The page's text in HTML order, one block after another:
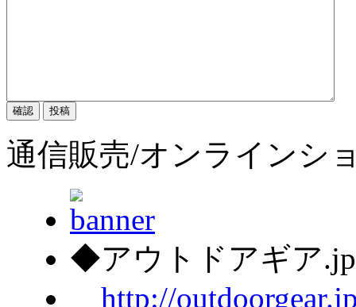
通信販売/オンラインシ
◆アウトドアギア
http://